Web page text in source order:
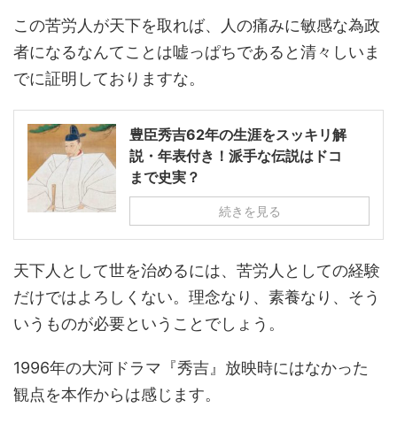
この苦労人が天下を取れば、人の痛みに敏感な為政
者になるなんてことは嘘っぱちであると清々しいま
でに証明しておりますな。
豊臣秀吉62年の生涯をスッキリ解
説・年表付き！派手な伝説はドコ
まで史実？
続きを見る
天下人として世を治めるには、苦労人としての経験
だけではよろしくない。理念なり、素養なり、そう
いうものが必要ということでしょう。
1996年の大河ドラマ『秀吉』放映時にはなかった
観点を本作からは感じます。